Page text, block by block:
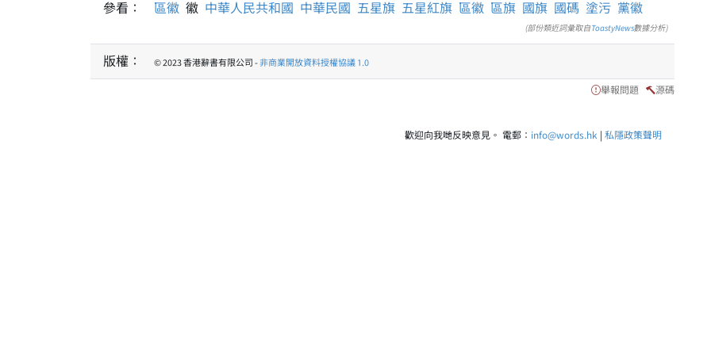
參看：
區徽 徽 中華人民共和國 中華民國 五星旗 五星紅旗 區徽 區旗 國旗 國碼 塗污 黨徽
(部份類近詞彙取自ToastyNews數據分析)
版權： © 2023 香港辭書有限公司 -非商業開放資料授權協議 1.0
舉報問題 源碼
歡迎向我哋反映意見。 電郵： info@words.hk | 私隱政策聲明